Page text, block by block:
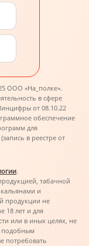
ООО «На_полке».
в сфере
от 08.10.22
обеспечение
для
в реестре от
.
табачной
и
продукции не
18 лет и для
или в иных целях, не
подобным
потребовать